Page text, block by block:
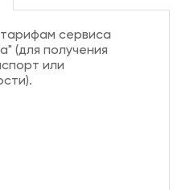
сервиса
(для получения
или